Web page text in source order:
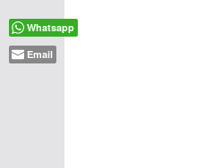
Whatsapp
Email